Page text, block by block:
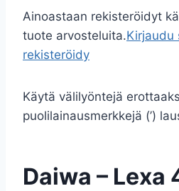
Ainoastaan rekisteröidyt
tuote arvosteluita.Kirjaudu
rekisteröidy
Käytä välilyöntejä
puolilainausmerkkejä (’)
Daiwa – Lexa